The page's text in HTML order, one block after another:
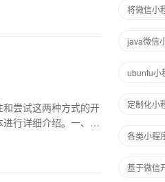
尝试这两种方式的开
行详细介绍。一、Ap
将微信小
java微信
ubuntu小
定制化小
各类小程
基于微信